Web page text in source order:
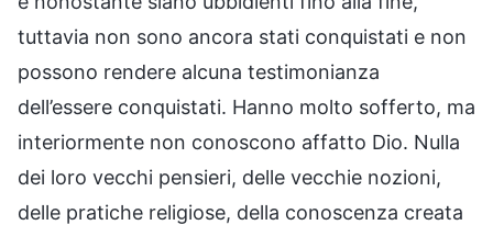
tuttavia non sono ancora stati conquistati e non
possono rendere alcuna testimonianza
dell’essere conquistati. Hanno molto sofferto, ma
interiormente non conoscono affatto Dio. Nulla
dei loro vecchi pensieri, delle vecchie nozioni,
delle pratiche religiose, della conoscenza creata